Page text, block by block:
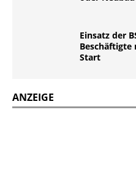
Einsatz der
Beschäftigte
Start
ANZEIGE